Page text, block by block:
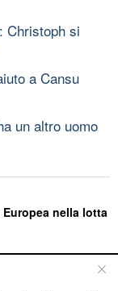
Christoph si
a Cansu
un altro uomo
nella lotta